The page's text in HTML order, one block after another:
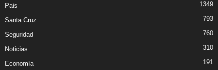
Pais 1349
Santa Cruz 793
Seguridad 760
Noticias 310
Economía 191